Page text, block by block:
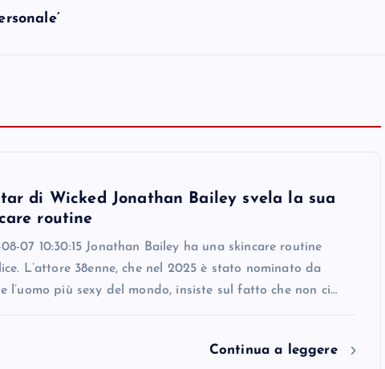
di Wicked Jonathan Bailey svela la sua
routine
07 10:30:15 Jonathan Bailey ha una skincare routine
L’attore 38enne, che nel 2025 è stato nominato da
l’uomo più sexy del mondo, insiste sul fatto che non ci…
Continua a leggere